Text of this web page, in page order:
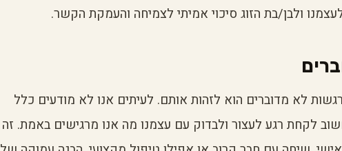
ולבן/בת הזוג סיכוי אמיתי לצמיחה והעמקת הקשר.
לא מדוברים הוא לזהות אותם. לעיתים אנו לא מודעים כלל
לקחת רגע לעצור ולבדוק עם עצמנו מה אנו מרגישים באמת. זה